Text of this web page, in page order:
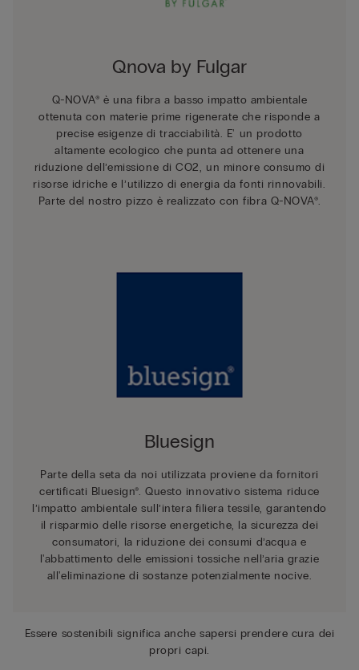
Qnova by Fulgar
Q-NOVA® è una fibra a basso impatto ambientale
ottenuta con materie prime rigenerate che risponde a
precise esigenze di tracciabilità. E' un prodotto
altamente ecologico che punta ad ottenere una
riduzione dell’emissione di CO2, un minore consumo di
risorse idriche e l’utilizzo di energia da fonti rinnovabili.
Parte del nostro pizzo è realizzato con fibra Q-NOVA®.
Bluesign
Parte della seta da noi utilizzata proviene da fornitori
certificati Bluesign®. Questo innovativo sistema riduce
l’impatto ambientale sull’intera filiera tessile, garantendo
il risparmio delle risorse energetiche, la sicurezza dei
consumatori, la riduzione dei consumi d’acqua e
l'abbattimento delle emissioni tossiche nell’aria grazie
all'eliminazione di sostanze potenzialmente nocive.
Essere sostenibili significa anche sapersi prendere cura dei
propri capi.